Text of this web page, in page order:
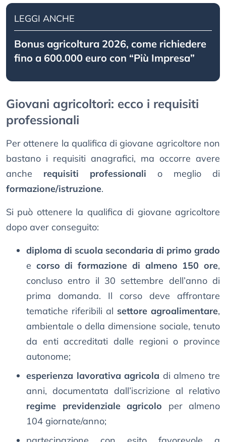
LEGGI ANCHE
Bonus agricoltura 2026, come richiedere
fino a 600.000 euro con “Più Impresa”
Giovani agricoltori: ecco i requisiti
professionali
Per ottenere la qualifica di giovane agricoltore non
bastano i requisiti anagrafici, ma occorre avere
anche requisiti professionali o meglio di
formazione/istruzione.
Si può ottenere la qualifica di giovane agricoltore
dopo aver conseguito:
diploma di scuola secondaria di primo grado
e corso di formazione di almeno 150 ore,
concluso entro il 30 settembre dell’anno di
prima domanda. Il corso deve affrontare
tematiche riferibili al settore agroalimentare,
ambientale o della dimensione sociale, tenuto
da enti accreditati dalle regioni o province
autonome;
esperienza lavorativa agricola di almeno tre
anni, documentata dall’iscrizione al relativo
regime previdenziale agricolo per almeno
104 giornate/anno;